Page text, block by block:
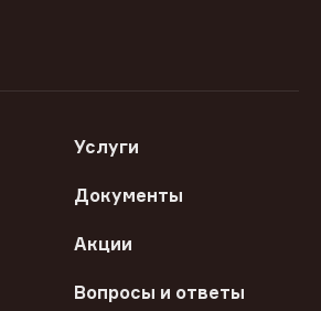
Услуги
Документы
Акции
Вопросы и ответы